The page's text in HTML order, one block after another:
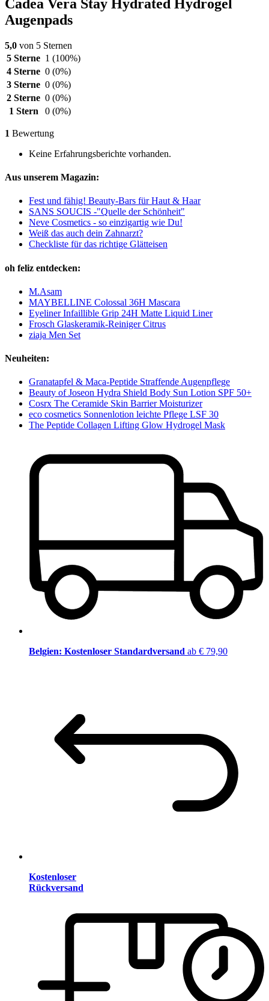
Cadea Vera Stay Hydrated Hydrogel
Augenpads
5,0 von 5 Sternen
5 Sterne 1 (100%)
4 Sterne 0 (0%)
3 Sterne 0 (0%)
2 Sterne 0 (0%)
1 Stern
0 (0%)
1 Bewertung
Keine Erfahrungsberichte vorhanden.
Aus unserem Magazin:
Fest und fähig! Beauty-Bars für Haut & Haar
SANS SOUCIS -"Quelle der Schönheit"
Neve Cosmetics - so einzigartig wie Du!
Weiß das auch dein Zahnarzt?
Checkliste für das richtige Glätteisen
oh feliz entdecken:
M.Asam
MAYBELLINE Colossal 36H Mascara
Eyeliner Infaillible Grip 24H Matte Liquid Liner
Frosch Glaskeramik-Reiniger Citrus
ziaja Men Set
Neuheiten:
Granatapfel & Maca-Peptide Straffende Augenpflege
Beauty of Joseon Hydra Shield Body Sun Lotion SPF 50+
Cosrx The Ceramide Skin Barrier Moisturizer
eco cosmetics Sonnenlotion leichte Pflege LSF 30
The Peptide Collagen Lifting Glow Hydrogel Mask
Belgien: Kostenloser Standardversand ab € 79,90
Kostenloser
Rückversand